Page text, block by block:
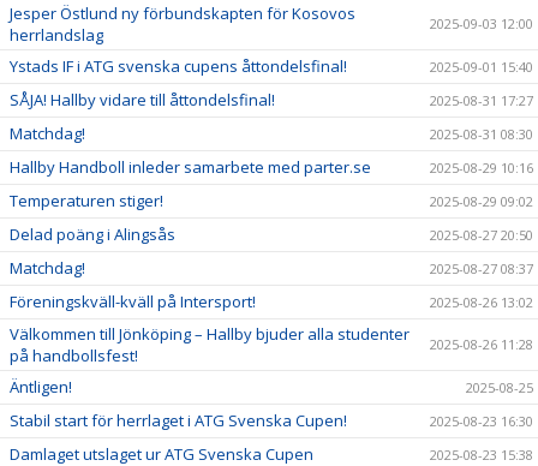
Jesper Östlund ny förbundskapten för Kosovos
herrlandslag
2025-09-03 12:00
Ystads IF i ATG svenska cupens åttondelsfinal! 2025-09-01 15:40
SÅJA! Hallby vidare till åttondelsfinal! 2025-08-31 17:27
Matchdag! 2025-08-31 08:30
Hallby Handboll inleder samarbete med parter.se 2025-08-29 10:16
Temperaturen stiger! 2025-08-29 09:02
Delad poäng i Alingsås 2025-08-27 20:50
Matchdag! 2025-08-27 08:37
Föreningskväll-kväll på Intersport! 2025-08-26 13:02
Välkommen till Jönköping – Hallby bjuder alla studenter
på handbollsfest!
2025-08-26 11:28
Äntligen! 2025-08-25
Stabil start för herrlaget i ATG Svenska Cupen! 2025-08-23 16:30
Damlaget utslaget ur ATG Svenska Cupen 2025-08-23 15:38